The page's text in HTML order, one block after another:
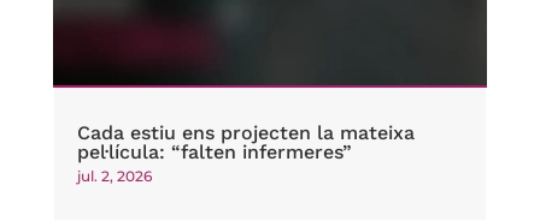
Cada estiu ens projecten la mateixa
pel·lícula: “falten infermeres”
jul. 2, 2026